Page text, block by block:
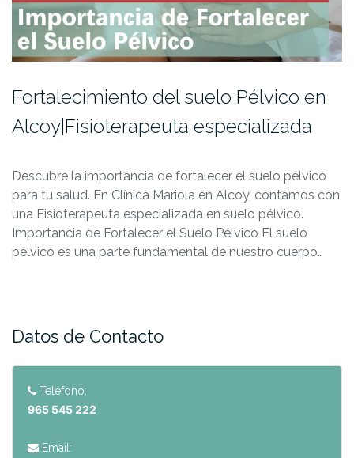
Fortalecimiento del suelo Pélvico en
Alcoy|Fisioterapeuta especializada
Descubre la importancia de fortalecer el suelo pélvico
para tu salud. En Clínica Mariola en Alcoy, contamos con
una Fisioterapeuta especializada en suelo pélvico.
Importancia de Fortalecer el Suelo Pélvico El suelo
pélvico es una parte fundamental de nuestro cuerpo…
Datos de Contacto
Teléfono:
965 545 222
Email: